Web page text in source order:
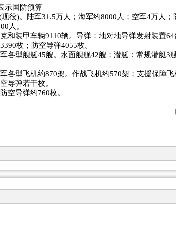
示国防预算
役)。陆军31.5万人；海军约8000人；空军4万人
人。
和装甲车辆9110辆。导弹：地对地导弹发射装置
枚；防空导弹4055枚。
各型舰艇45艘。水面舰舰42艘；潜艇：常规潜艇3
各型飞机约870架。作战飞机约570架；支援保障
导弹若干枚。
空导弹约760枚。